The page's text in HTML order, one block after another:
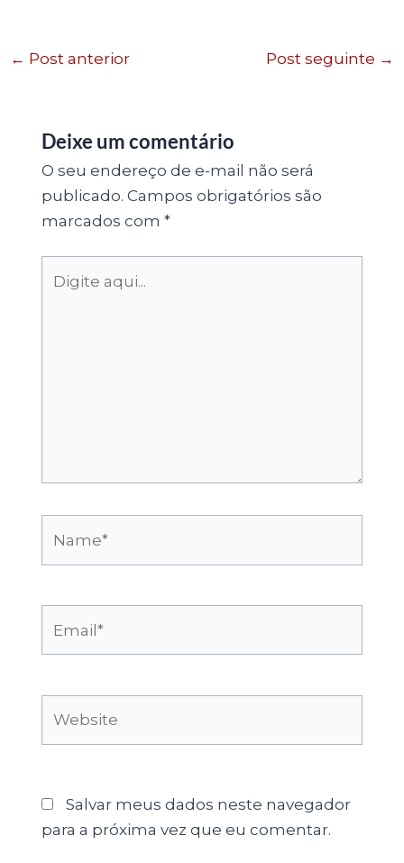
← Post anterior Post seguinte →
Deixe um comentário
O seu endereço de e-mail não será
publicado. Campos obrigatórios são
marcados com *
aqui...
Salvar meus dados neste navegador
para a próxima vez que eu comentar.